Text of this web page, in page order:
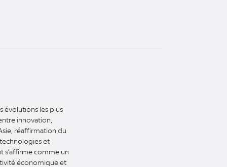
évolutions les plus
innovation,
réaffirmation du
et
s’affirme comme un
économique et